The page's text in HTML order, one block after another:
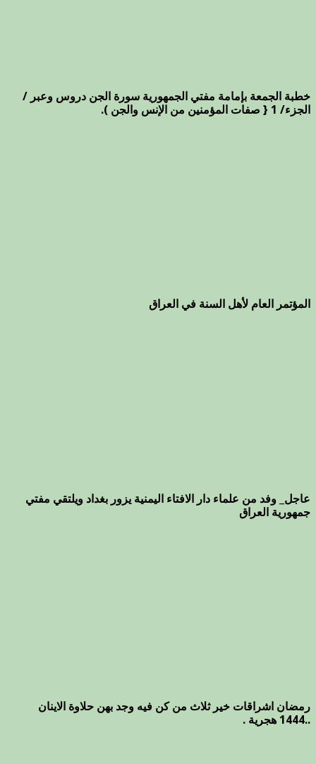
خطبة الجمعة بإمامة مفتي الجمهورية سورة الجن دروس وعبر /
الجزء/ 1 { صفات المؤمنين من الإنس والجن ).
المؤتمر العام لأهل السنة في العراق
عاجل_ وفد من علماء دار الافتاء اليمنية يزور بغداد ويلتقي مفتي
جمهورية العراق
رمضان اشراقات خير ثلاث من كن فيه وجد بهن حلاوة الاينان
..1444 هجرية .